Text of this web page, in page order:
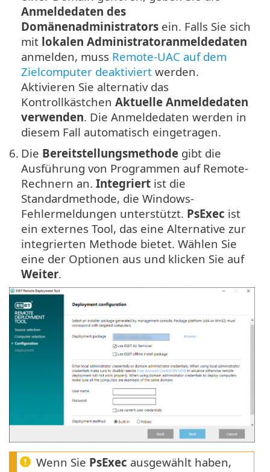
Anmeldedaten des
Domänenadministrators ein. Falls Sie sich
mit lokalen Administratoranmeldedaten
anmelden, muss Remote-UAC auf dem
Zielcomputer deaktiviert werden.
Aktivieren Sie alternativ das
Kontrollkästchen Aktuelle Anmeldedaten
verwenden. Die Anmeldedaten werden in
diesem Fall automatisch eingetragen.
6. Die Bereitstellungsmethode gibt die
Ausführung von Programmen auf Remote-
Rechnern an. Integriert ist die
Standardmethode, die Windows-
Fehlermeldungen unterstützt. PsExec ist
ein externes Tool, das eine Alternative zur
integrierten Methode bietet. Wählen Sie
eine der Optionen aus und klicken Sie auf
Weiter.
Wenn Sie PsExec ausgewählt haben,